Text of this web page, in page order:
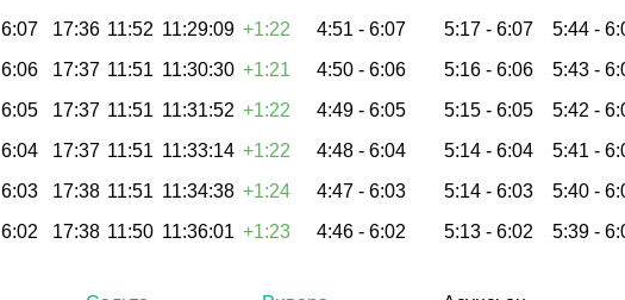
6:07 17:36 11:52 11:29:09 +1:22 4:51 - 6:07 5:17 - 6:07 5:44 -
6:06 17:37 11:51 11:30:30 +1:21 4:50 - 6:06 5:16 - 6:06 5:43 -
6:05 17:37 11:51 11:31:52 +1:22 4:49 - 6:05 5:15 - 6:05 5:42 -
6:04 17:37 11:51 11:33:14 +1:22 4:48 - 6:04 5:14 - 6:04 5:41 -
6:03 17:38 11:51 11:34:38 +1:24 4:47 - 6:03 5:14 - 6:03 5:40 -
6:02 17:38 11:50 11:36:01 +1:23 4:46 - 6:02 5:13 - 6:02 5:39 -